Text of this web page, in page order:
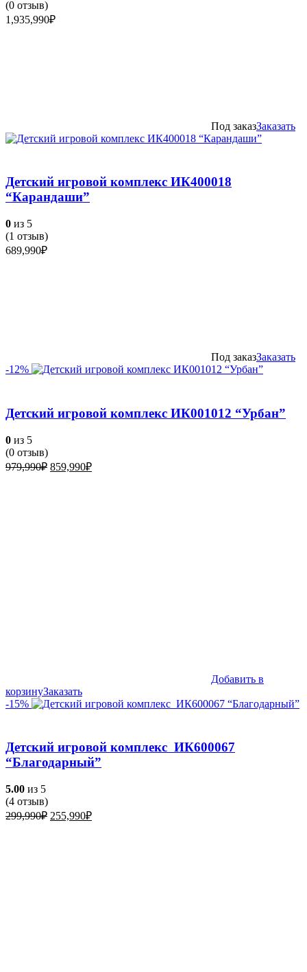
(0 отзыв)
1,935,990₽
Под заказЗаказать
Детский игровой комплекс ИК400018
“Карандаши”
0 из 5
(1 отзыв)
689,990₽
Под заказЗаказать
-12%
Детский игровой комплекс ИК001012 “Урбан”
0 из 5
(0 отзыв)
979,990₽ Первоначальная
859,990₽Текущая
Добавить в
корзинуЗаказать
-15%
Детский игровой комплекс ИК600067
“Благодарный”
5.00 из 5
(4 отзыв)
299,990₽ Первоначальная
255,990₽Текущая